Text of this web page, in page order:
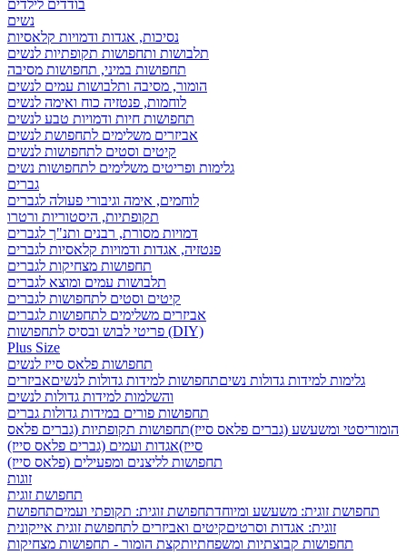
בודדים לילדים
נשים
נסיכות, אגדות ודמויות קלאסיות
תלבושות ותחפושות תקופתיות לנשים
תחפושות במיני, תחפושות מסיבה
הומור, מסיבה ותלבושות עמים לנשים
לוחמות, פנטזיה כוח ואימה לנשים
תחפושות חיות ודמויות טבע לנשים
אביזרים משלימים לתחפושת לנשים
קיטים וסטים לתחפושות לנשים
גלימות ופריטים משלימים לתחפושות נשים
גברים
לוחמים, אימה וגיבורי פעולה לגברים
תקופתיות, היסטוריות ורטרו
דמויות מסורת, רבנים ותנ"ך לגברים
פנטזיה, אגדות ודמויות קלאסיות לגברים
תחפושות מצחיקות לגברים
תלבושות עמים ומוצא לגברים
קיטים וסטים לתחפושות לגברים
אביזרים משלימים לתחפושות לגברים
פריטי לבוש ובסיס לתחפושות (DIY)
Plus Size
תחפושות פלאס סייז לנשים
גלימות למידות גדולות נשיםתחפושות למידות גדולות לנשיםאביזרים
והשלמות למידות גדולות לנשים
תחפושות פורים במידות גדולות גברים
הומוריסטי ומשעשע (גברים פלאס סייז)תחפושות תקופתיות (גברים פלאס
סייז)אגדות ועמים (גברים פלאס סייז)
תחפושות לליצנים ומפעילים (פלאס סייז)
זוגות
תחפושת זוגית
תחפושת זוגית: משעשע ומיוחדתחפושת זוגית: תקופתי ועמיםתחפושת
זוגית: אגדות וסרטיםקיטים ואביזרים לתחפושת זוגית אייקונית
תחפושות קבוצתיות ומשפחתיותקצת הומור - תחפושות מצחיקות